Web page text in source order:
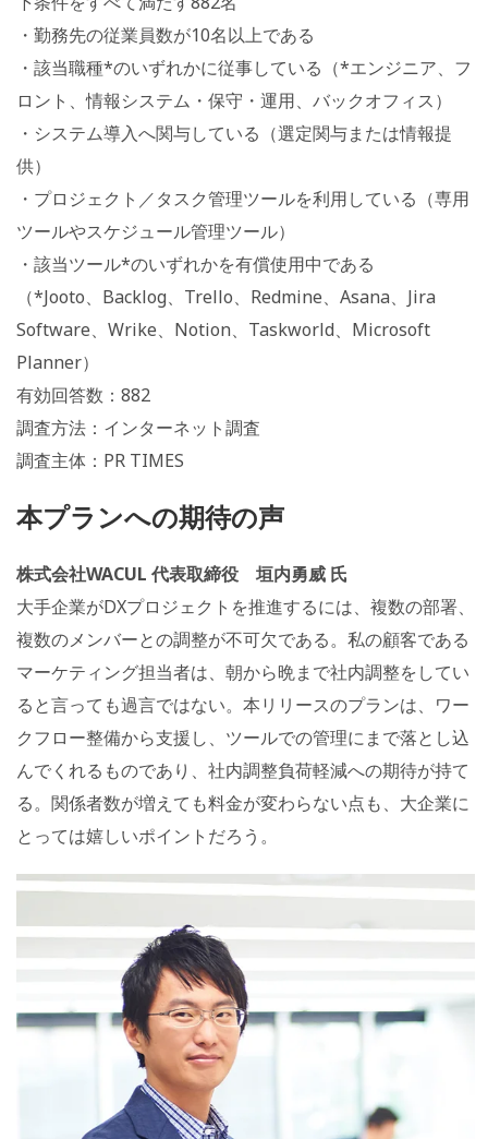
・勤務先の従業員数が10名以上である
・該当職種*のいずれかに従事している（*エンジニア、フ
ロント、情報システム・保守・運用、バックオフィス）
・システム導入へ関与している（選定関与または情報提
供）
・プロジェクト／タスク管理ツールを利用している（専用
ツールやスケジュール管理ツール）
・該当ツール*のいずれかを有償使用中である
（*Jooto、Backlog、Trello、Redmine、Asana、Jira
Software、Wrike、Notion、Taskworld、Microsoft
Planner）
有効回答数：882
調査方法：インターネット調査
調査主体：PR TIMES
本プランへの期待の声
株式会社WACUL 代表取締役 垣内勇威 氏
大手企業がDXプロジェクトを推進するには、複数の部署、
複数のメンバーとの調整が不可欠である。私の顧客である
マーケティング担当者は、朝から晩まで社内調整をしてい
ると言っても過言ではない。本リリースのプランは、ワー
クフロー整備から支援し、ツールでの管理にまで落とし込
んでくれるものであり、社内調整負荷軽減への期待が持て
る。関係者数が増えても料金が変わらない点も、大企業に
とっては嬉しいポイントだろう。